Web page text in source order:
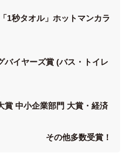
1秒タオル」ホットマンカラ
バイヤーズ賞 (バス・トイレ
賞 中小企業部門 大賞・経済
その他多数受賞！